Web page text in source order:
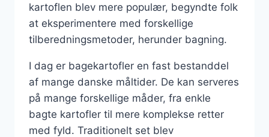
kartoflen blev mere populær, begyndte folk
at eksperimentere med forskellige
tilberedningsmetoder, herunder bagning.
I dag er bagekartofler en fast bestanddel
af mange danske måltider. De kan serveres
på mange forskellige måder, fra enkle
bagte kartofler til mere komplekse retter
med fyld. Traditionelt set blev